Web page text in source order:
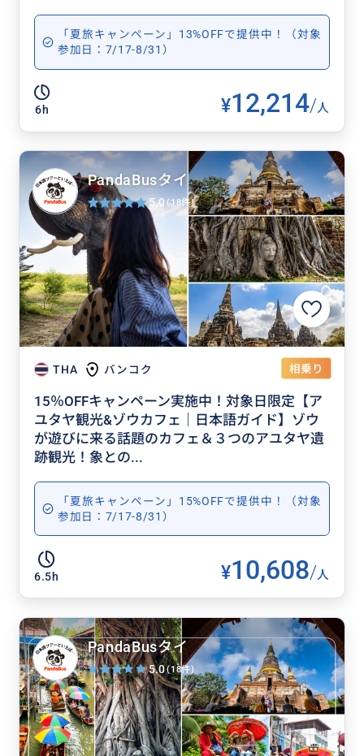
「夏旅キャンペーン」13%OFFで提供中！（対象
参加日：7/17-8/31）
6h ¥12,214/人
THA バンコク 相乗り
15％OFFキャンペーン実施中！対象日限定【ア
ユタヤ観光&ゾウカフェ｜日本語ガイド】ゾウ
が遊びに来る話題のカフェ＆３つのアユタヤ遺
跡観光！象との...
「夏旅キャンペーン」15%OFFで提供中！（対象
参加日：7/17-8/31）
6.5h ¥10,608/人
PandaBusタイ
5.0(18件)
PandaBusタイ
5.0(18件)